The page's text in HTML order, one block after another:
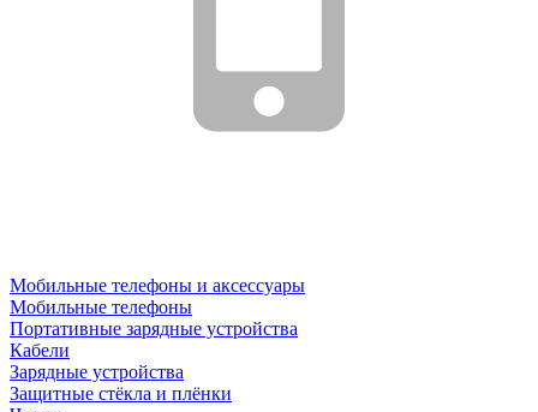
Мобильные телефоны и аксессуары
Мобильные телефоны
Портативные зарядные устройства
Кабели
Зарядные устройства
Защитные стёкла и плёнки